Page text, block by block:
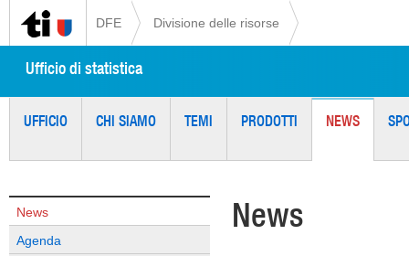
DFE Divisione delle risorse
Ufficio di statistica
UFFICIO CHI SIAMO TEMI PRODOTTI NEWS
News
Agenda
News